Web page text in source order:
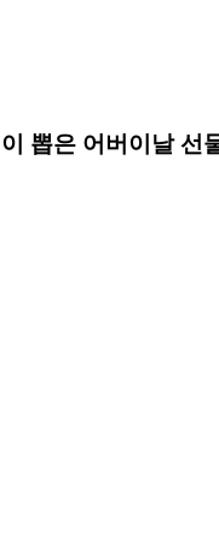
뽑은 어버이날 선